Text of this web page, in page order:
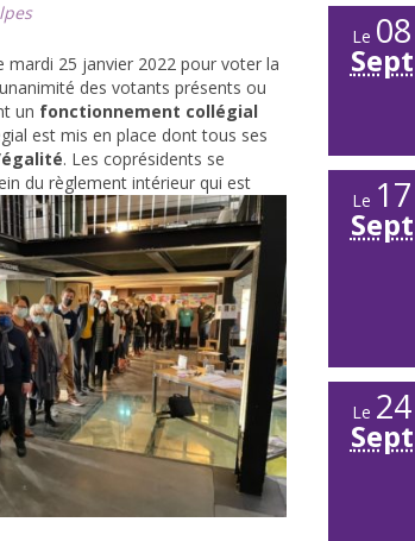
mardi 25 janvier 2022 pour voter la
des votants présents ou
un fonctionnement collégial
est mis en place dont tous ses
. Les coprésidents se
du règlement intérieur qui est
Le 08
Sept
Le 17
Sept
Le 24
Sept